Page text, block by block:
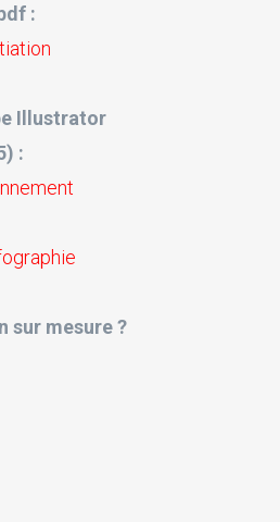
:
Illustrator
:
sur mesure ?